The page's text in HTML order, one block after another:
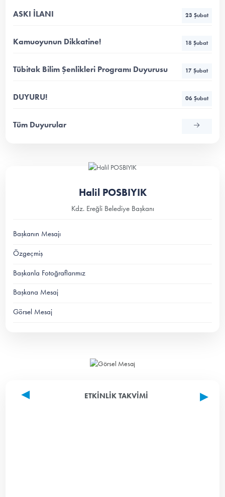
ASKI İLANI 23 Şubat
Kamuoyunun Dikkatine! 18 Şubat
Tübitak Bilim Şenlikleri Programı Duyurusu 17 Şubat
DUYURU! 06 Şubat
Tüm Duyurular
Halil POSBIYIK
Kdz. Ereğli Belediye Başkanı
Başkanın Mesajı
Özgeçmiş
Başkanla Fotoğraflarımız
Başkana Mesaj
Görsel Mesaj
ETKINLIK TAKVIMI